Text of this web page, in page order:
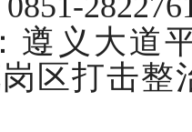
遵义大道
区打击整